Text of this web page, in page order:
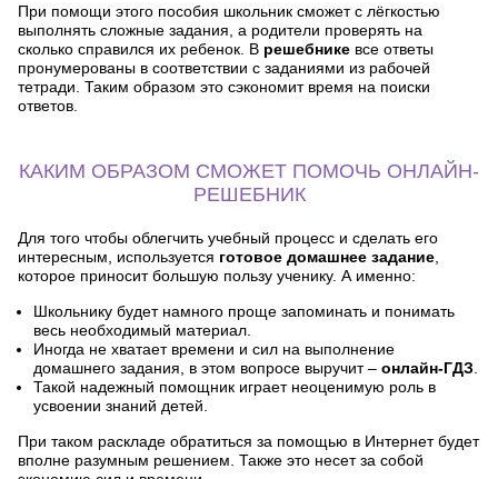
При помощи этого пособия школьник сможет с лёгкостью
выполнять сложные задания, а родители проверять на
сколько справился их ребенок. В решебнике все ответы
пронумерованы в соответствии с заданиями из рабочей
тетради. Таким образом это сэкономит время на поиски
ответов.
КАКИМ ОБРАЗОМ СМОЖЕТ ПОМОЧЬ ОНЛАЙН-
РЕШЕБНИК
Для того чтобы облегчить учебный процесс и сделать его
интересным, используется готовое домашнее задание
которое приносит большую пользу ученику. А именно:
Школьнику будет намного проще запоминать и понимать
весь необходимый материал.
Иногда не хватает времени и сил на выполнение
домашнего задания, в этом вопросе выручит – онлайн-ГДЗ
Такой надежный помощник играет неоценимую роль в
усвоении знаний детей.
При таком раскладе обратиться за помощью в Интернет будет
вполне разумным решением. Также это несет за собой